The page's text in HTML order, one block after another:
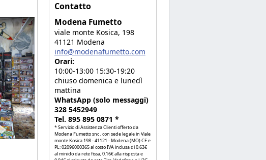
Contatto
Modena Fumetto
viale monte Kosica, 198
41121 Modena
info@modenafumetto.com
Orari:
10:00-13:00 15:30-19:20
chiuso domenica e lunedì
mattina
WhatsApp (solo messaggi)
328 5452949
Tel. 895 895 0871 *
* Servizio di Assistenza Clienti offerto da
Modena Fumetto snc , con sede legale in Viale
monte Kosica 198 - 41121 - Modena (MO) CF e
PL: 02096000365 al costo IVA inclusa di 0.63€
al minido da rete fissa, 0.16€ alla risposta e